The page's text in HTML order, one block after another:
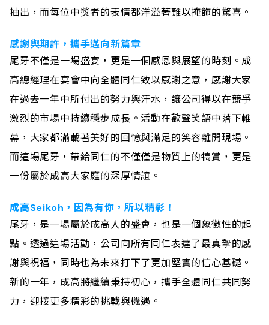
抽出，而每位中獎者的表情都洋溢著難以掩飾的驚喜。
感謝與期許，攜手邁向新篇章
尾牙不僅是一場盛宴，更是一個感恩與展望的時刻。成
高總經理在宴會中向全體同仁致以感謝之意，感謝大家
在過去一年中所付出的努力與汗水，讓公司得以在競爭
激烈的市場中持續穩步成長。活動在歡聲笑語中落下帷
幕，大家都滿載著美好的回憶與滿足的笑容離開現場。
而這場尾牙，帶給同仁的不僅僅是物質上的犒賞，更是
一份屬於成高大家庭的深厚情誼。
成高Seikoh，因為有你，所以精彩！
尾牙，是一場屬於成高人的盛會，也是一個象徵性的起
點。透過這場活動，公司向所有同仁表達了最真摯的感
謝與祝福，同時也為未來打下了更加堅實的信心基礎。
新的一年，成高將繼續秉持初心，攜手全體同仁共同努
力，迎接更多精彩的挑戰與機遇。